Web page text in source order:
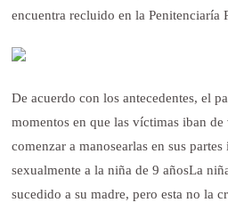
encuentra recluido en la Penitenciaría
De acuerdo con los antecedentes, el
momentos en que las víctimas iban de
comenzar a manosearlas en sus
sexualmente a la niña de 9 añosLa
sucedido a su madre, pero esta no la